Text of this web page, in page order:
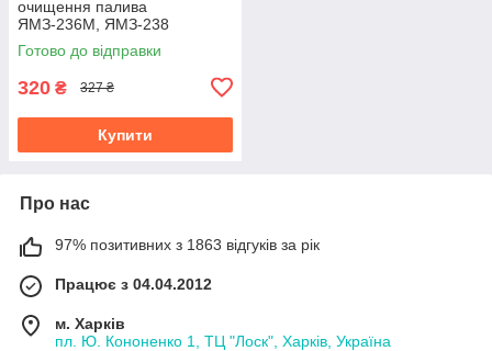
очищення палива
ЯМЗ-236М, ЯМЗ-238
(мотузка) 201-1105540
Готово до відправки
320 ₴ 327 ₴
Купити
Про нас
97% позитивних з 1863 відгуків за рік
Працює з 04.04.2012
м. Харків
пл. Ю. Кононенко 1, ТЦ "Лоск", Харків, Україна